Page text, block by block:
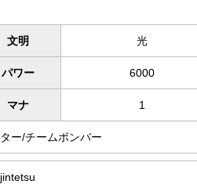
文明 光
パワー 6000
マナ 1
ー/チームボンバー
jintetsu